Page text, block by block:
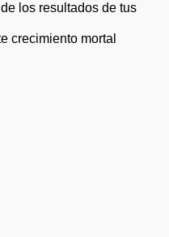
los resultados de tus
crecimiento mortal